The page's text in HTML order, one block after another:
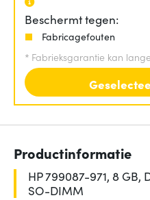
Beschermt tegen:
Fabricagefouten
* Fabrieksgarantie kan
Productinformatie
HP 799087-971, 8 GB,
SO-DIMM